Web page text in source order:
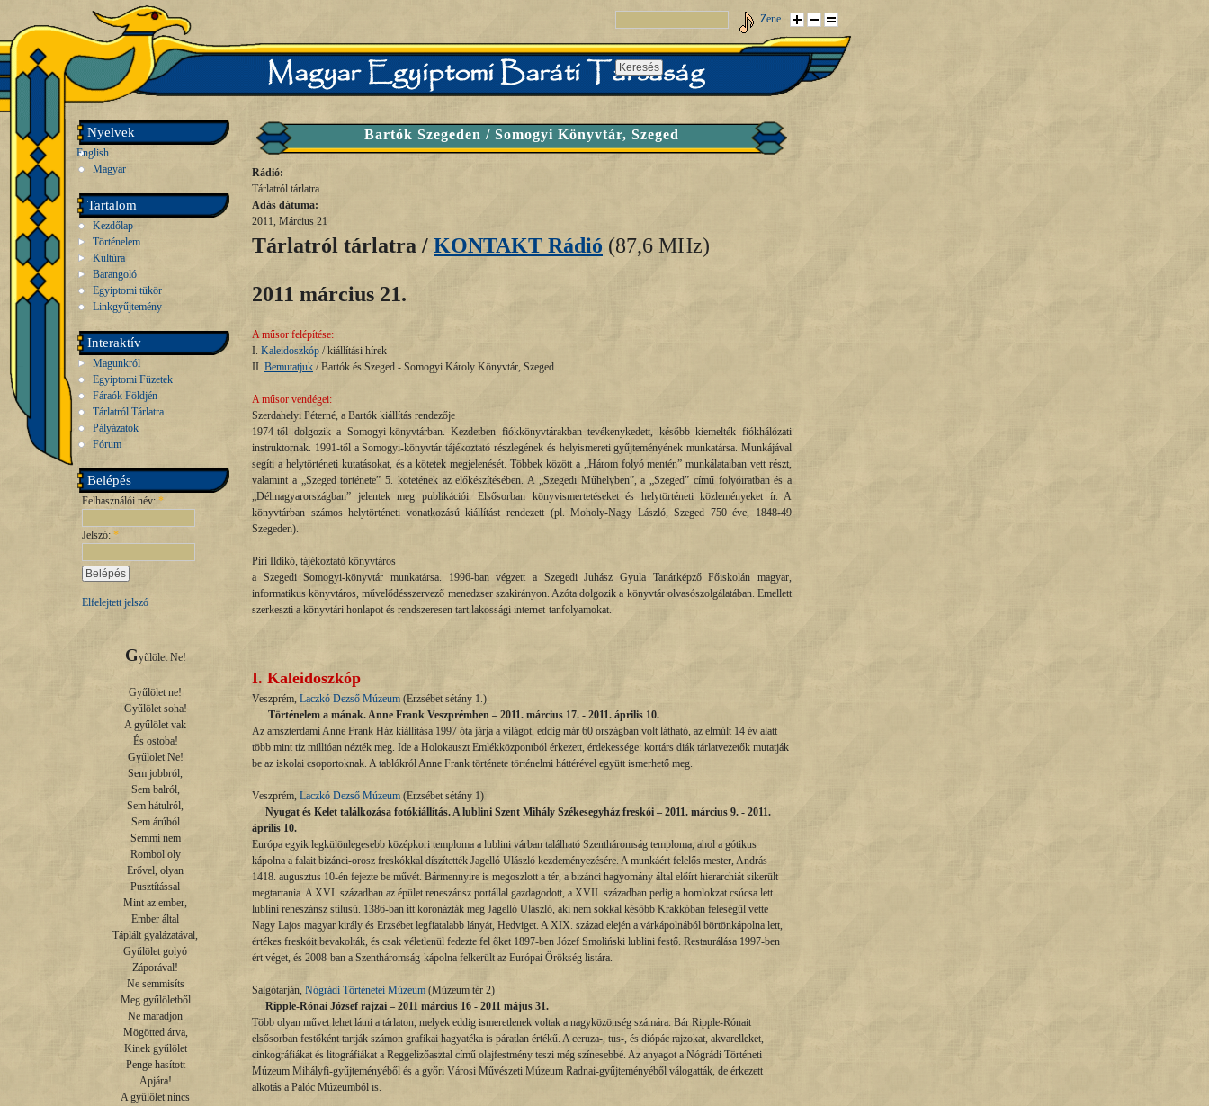
Zene
Nyelvek
English
Magyar
Tartalom
Kezdőlap
Történelem
Kultúra
Barangoló
Egyiptomi tükör
Linkgyűjtemény
Interaktív
Magunkról
Egyiptomi Füzetek
Fáraók Földjén
Tárlatról Tárlatra
Pályázatok
Fórum
Belépés
Felhasználói név: *
Jelszó: *
Elfelejtett jelszó
Gyűlölet Ne!
Gyűlölet ne!
Gyűlölet soha!
A gyűlölet vak
És ostoba!
Gyűlölet Ne!
Sem jobbról,
Sem balról,
Sem hátulról,
Sem árúból
Semmi nem
Rombol oly
Erővel, olyan
Pusztítással
Mint az ember,
Ember által
Táplált gyalázatával,
Gyűlölet golyó
Záporával!
Ne semmisíts
Meg gyűlöletből
Ne maradjon
Mögötted árva,
Kinek gyűlölet
Penge hasított
Apjára!
A gyűlölet nincs
Bartók Szegeden / Somogyi Könyvtár, Szeged
Rádió:
Tárlatról tárlatra
Adás dátuma:
2011, Március 21
Tárlatról tárlatra / KONTAKT Rádió (87,6 MHz)
2011 március 21.
A műsor felépítése:
I. Kaleidoszkóp / kiállítási hírek
II. Bemutatjuk / Bartók és Szeged - Somogyi Károly Könyvtár, Szeged
A műsor vendégei:
Szerdahelyi Péterné, a Bartók kiállítás rendezője
1974-től dolgozik a Somogyi-könyvtárban. Kezdetben fiókkönyvtárakban tevékenykedett, később kiemelték fiókhálózati
instruktornak. 1991-től a Somogyi-könyvtár tájékoztató részlegének és helyismereti gyűjteményének munkatársa. Munkájával
segíti a helytörténeti kutatásokat, és a kötetek megjelenését. Többek között a „Három folyó mentén” munkálataiban vett részt,
valamint a „Szeged története” 5. kötetének az előkészítésében. A „Szegedi Műhelyben”, a „Szeged” című folyóiratban és a
„Délmagyarországban” jelentek meg publikációi. Elsősorban könyvismertetéseket és helytörténeti közleményeket ír. A
könyvtárban számos helytörténeti vonatkozású kiállítást rendezett (pl. Moholy-Nagy László, Szeged 750 éve, 1848-49
Szegeden).
Piri Ildikó, tájékoztató könyvtáros
a Szegedi Somogyi-könyvtár munkatársa. 1996-ban végzett a Szegedi Juhász Gyula Tanárképző Főiskolán magyar,
informatikus könyvtáros, művelődésszervező menedzser szakirányon. Azóta dolgozik a könyvtár olvasószolgálatában. Emellett
szerkeszti a könyvtári honlapot és rendszeresen tart lakossági internet-tanfolyamokat.
I. Kaleidoszkóp
Veszprém, Laczkó Dezső Múzeum (Erzsébet sétány 1.)
Történelem a mának. Anne Frank Veszprémben – 2011. március 17. - 2011. április 10.
Az amszterdami Anne Frank Ház kiállítása 1997 óta járja a világot, eddig már 60 országban volt látható, az elmúlt 14 év alatt
több mint tíz millióan nézték meg. Ide a Holokauszt Emlékközpontból érkezett, érdekessége: kortárs diák tárlatvezetők mutatják
be az iskolai csoportoknak. A tablókról Anne Frank története történelmi háttérével együtt ismerhető meg.
Veszprém, Laczkó Dezső Múzeum (Erzsébet sétány 1)
Nyugat és Kelet találkozása fotókiállítás. A lublini Szent Mihály Székesegyház freskói – 2011. március 9. - 2011.
április 10.
Európa egyik legkülönlegesebb középkori temploma a lublini várban található Szentháromság temploma, ahol a gótikus
kápolna a falait bizánci-orosz freskókkal díszítették Jagelló Ulászló kezdeményezésére. A munkáért felelős mester, András
1418. augusztus 10-én fejezte be művét. Bármennyire is megoszlott a tér, a bizánci hagyomány által előírt hierarchiát sikerült
megtartania. A XVI. században az épület reneszánsz portállal gazdagodott, a XVII. században pedig a homlokzat csúcsa lett
lublini reneszánsz stílusú. 1386-ban itt koronázták meg Jagelló Ulászló, aki nem sokkal később Krakkóban feleségül vette
Nagy Lajos magyar király és Erzsébet legfiatalabb lányát, Hedviget. A XIX. század elején a várkápolnából börtönkápolna lett,
értékes freskóit bevakolták, és csak véletlenül fedezte fel őket 1897-ben Józef Smoliński lublini festő. Restaurálása 1997-ben
ért véget, és 2008-ban a Szentháromság-kápolna felkerült az Európai Örökség listára.
Salgótarján, Nógrádi Történetei Múzeum (Múzeum tér 2)
Ripple-Rónai József rajzai – 2011 március 16 - 2011 május 31.
Több olyan művet lehet látni a tárlaton, melyek eddig ismeretlenek voltak a nagyközönség számára. Bár Ripple-Rónait
elsősorban festőként tartják számon grafikai hagyatéka is páratlan értékű. A ceruza-, tus-, és diópác rajzokat, akvarelleket,
cinkográfiákat és litográfiákat a Reggelizőasztal című olajfestmény teszi még színesebbé. Az anyagot a Nógrádi Történeti
Múzeum Mihályfi-gyűjteményéből és a győri Városi Művészeti Múzeum Radnai-gyűjteményéből válogatták, de érkezett
alkotás a Palóc Múzeumból is.